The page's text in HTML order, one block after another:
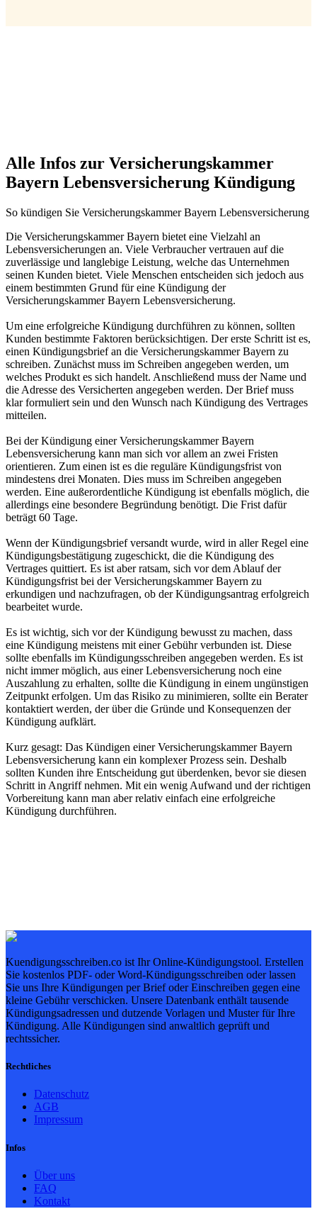
Alle Infos zur Versicherungskammer
Bayern Lebensversicherung Kündigung
So kündigen Sie Versicherungskammer Bayern Lebensversicherung
Die Versicherungskammer Bayern bietet eine Vielzahl an
Lebensversicherungen an. Viele Verbraucher vertrauen auf die
zuverlässige und langlebige Leistung, welche das Unternehmen
seinen Kunden bietet. Viele Menschen entscheiden sich jedoch aus
einem bestimmten Grund für eine Kündigung der
Versicherungskammer Bayern Lebensversicherung.
Um eine erfolgreiche Kündigung durchführen zu können, sollten
Kunden bestimmte Faktoren berücksichtigen. Der erste Schritt ist es,
einen Kündigungsbrief an die Versicherungskammer Bayern zu
schreiben. Zunächst muss im Schreiben angegeben werden, um
welches Produkt es sich handelt. Anschließend muss der Name und
die Adresse des Versicherten angegeben werden. Der Brief muss
klar formuliert sein und den Wunsch nach Kündigung des Vertrages
mitteilen.
Bei der Kündigung einer Versicherungskammer Bayern
Lebensversicherung kann man sich vor allem an zwei Fristen
orientieren. Zum einen ist es die reguläre Kündigungsfrist von
mindestens drei Monaten. Dies muss im Schreiben angegeben
werden. Eine außerordentliche Kündigung ist ebenfalls möglich, die
allerdings eine besondere Begründung benötigt. Die Frist dafür
beträgt 60 Tage.
Wenn der Kündigungsbrief versandt wurde, wird in aller Regel eine
Kündigungsbestätigung zugeschickt, die die Kündigung des
Vertrages quittiert. Es ist aber ratsam, sich vor dem Ablauf der
Kündigungsfrist bei der Versicherungskammer Bayern zu
erkundigen und nachzufragen, ob der Kündigungsantrag erfolgreich
bearbeitet wurde.
Es ist wichtig, sich vor der Kündigung bewusst zu machen, dass
eine Kündigung meistens mit einer Gebühr verbunden ist. Diese
sollte ebenfalls im Kündigungsschreiben angegeben werden. Es ist
nicht immer möglich, aus einer Lebensversicherung noch eine
Auszahlung zu erhalten, sollte die Kündigung in einem ungünstigen
Zeitpunkt erfolgen. Um das Risiko zu minimieren, sollte ein Berater
kontaktiert werden, der über die Gründe und Konsequenzen der
Kündigung aufklärt.
Kurz gesagt: Das Kündigen einer Versicherungskammer Bayern
Lebensversicherung kann ein komplexer Prozess sein. Deshalb
sollten Kunden ihre Entscheidung gut überdenken, bevor sie diesen
Schritt in Angriff nehmen. Mit ein wenig Aufwand und der richtigen
Vorbereitung kann man aber relativ einfach eine erfolgreiche
Kündigung durchführen.
Kuendigungsschreiben.co ist Ihr Online-Kündigungstool. Erstellen
Sie kostenlos PDF- oder Word-Kündigungsschreiben oder lassen
Sie uns Ihre Kündigungen per Brief oder Einschreiben gegen eine
kleine Gebühr verschicken. Unsere Datenbank enthält tausende
Kündigungsadressen und dutzende Vorlagen und Muster für Ihre
Kündigung. Alle Kündigungen sind anwaltlich geprüft und
rechtssicher.
Rechtliches
Datenschutz
AGB
Impressum
Infos
Über uns
FAQ
Kontakt